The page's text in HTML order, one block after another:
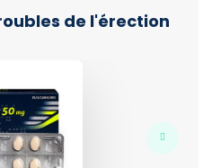
de l'érection